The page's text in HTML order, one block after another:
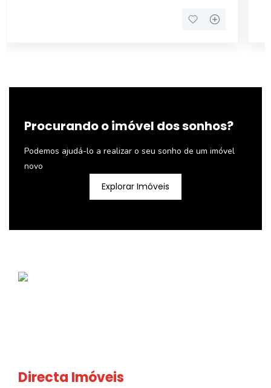
Procurando o imóvel dos sonhos?
Podemos ajudá-lo a realizar o seu sonho de um imóvel
novo
Explorar Imóveis
Directa Imóveis